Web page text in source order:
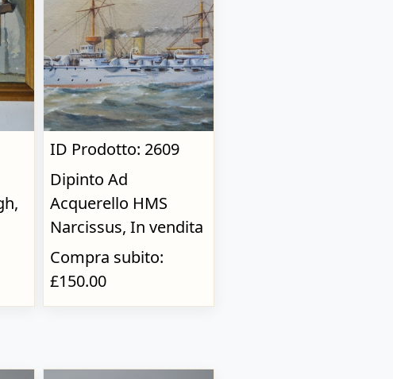
ID Prodotto: 2609
Dipinto Ad
Acquerello HMS
Narcissus, In vendita
Compra subito:
£150.00